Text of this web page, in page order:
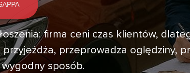
firma ceni czas klientów,
przeprowadza oględziny,
sposób.